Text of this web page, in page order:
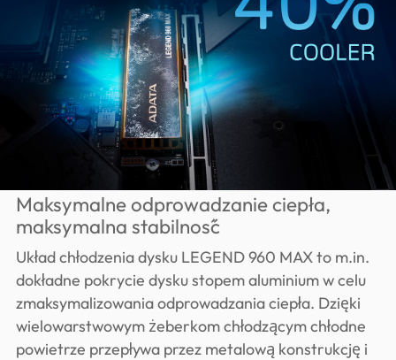
Maksymalne odprowadzanie ciepła,
maksymalna stabilność
Układ chłodzenia dysku LEGEND 960 MAX to m.in.
dokładne pokrycie dysku stopem aluminium w celu
zmaksymalizowania odprowadzania ciepła. Dzięki
wielowarstwowym żeberkom chłodzącym chłodne
powietrze przepływa przez metalową konstrukcję i